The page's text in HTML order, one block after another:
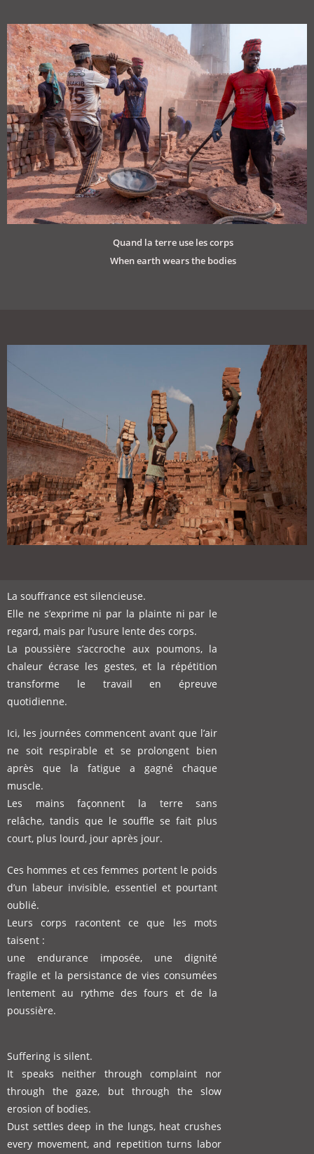
Quand la terre use les corps
When earth wears the bodies
La souffrance est silencieuse.
Elle ne s’exprime ni par la plainte ni par le
regard, mais par l’usure lente des corps.
La poussière s’accroche aux poumons, la
chaleur écrase les gestes, et la répétition
transforme le travail en épreuve
quotidienne.
Ici, les journées commencent avant que l’air
ne soit respirableet se prolongent bien
après que la fatigue a gagné chaque
muscle.
Les mains façonnent la terre sans
relâche,tandis que le souffle se fait plus
court, plus lourd, jour après jour.
Ces hommes et ces femmes portent le poids
d’un labeur invisible, essentiel et pourtant
oublié.
Leurs corps racontent ce que les mots
taisent :
une endurance imposée, une dignité
fragile et la persistance de vies consumées
lentementau rythme des fours et de la
poussière.
Suffering is silent.
It speaks neither through complaint nor
through the gaze, but through the slow
erosion of bodies.
Dust settles deep in the lungs, heat crushes
every movement,and repetition turns labor